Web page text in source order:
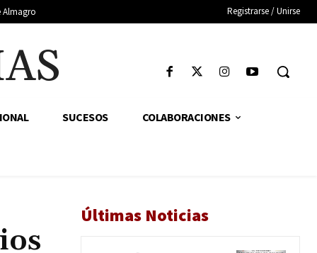
Almagro Registrarse / Unirse
SUCESOS COLABORACIONES
Últimas Noticias